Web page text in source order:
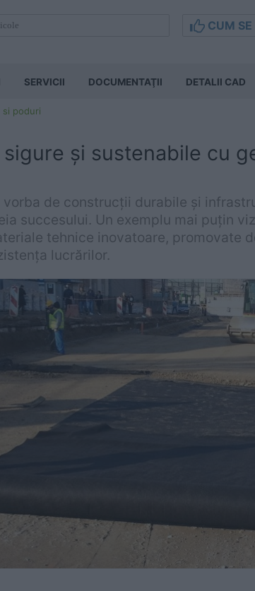
CUM SE
SERVICII DOCUMENTAŢII DETALII CAD
si poduri
și sustenabile cu
de construcții durabile și
succesului. Un exemplu mai puțin
tehnice inovatoare, promovate
lucrărilor.